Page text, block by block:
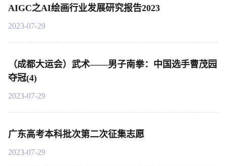
AIGC之AI绘画行业发展研究报告2023
2023-07-29
（成都大运会）武术——男子南拳：中国选手曹茂园
夺冠(4)
2023-07-29
广东高考本科批次第二次征集志愿
2023-07-29